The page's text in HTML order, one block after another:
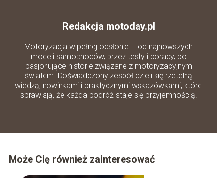
Redakcja motoday.pl
Motoryzacja w pełnej odsłonie – od najnowszych
modeli samochodów, przez testy i porady, po
pasjonujące historie związane z motoryzacyjnym
światem. Doświadczony zespół dzieli się rzetelną
wiedzą, nowinkami i praktycznymi wskazówkami, które
sprawiają, że każda podróż staje się przyjemnością.
Może Cię również zainteresować